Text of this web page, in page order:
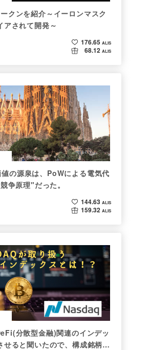
クンを紹介～イーロンマスク
アされて開発～
176.65 ALIS
68.12 ALIS
の源泉は、PoWによる電気代
争原理"だった。
144.63 ALIS
159.32 ALIS
分散型金融)関連のインデッ
せると聞いたので、構成銘柄を